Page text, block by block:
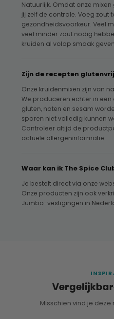
Natuurlijk. Omdat onze
jij zelf de controle. Voeg zout
gezondheidsvoorkeur. Veel
veel minder zout nodig
kruiden al volop smaak
Zijn de recepten
Onze kruidenmixen zijn van
We produceren echter in
gluten, noten en sesam
sporen niet volledig kunnen
Controleer altijd de
actuele allergeninformatie.
Waar kan ik The Spice
Je bestelt direct via onze
Onze producten zijn ook
Jumbo-vestigingen in
Misschien vind je